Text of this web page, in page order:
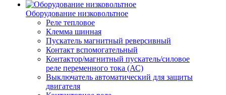
Оборудование низковольтное
Реле тепловое
Клемма шинная
Пускатель магнитный реверсивный
Контакт вспомогательный
Контактор/магнитный пускатель/силовое
реле переменного тока (АС)
Выключатель автоматический для защиты
двигателя